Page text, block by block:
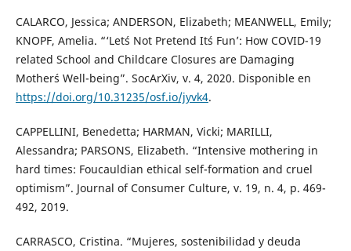
CALARCO, Jessica; ANDERSON, Elizabeth; MEANWELL, Emily;
KNOPF, Amelia. “‘Let´s Not Pretend It´s Fun’: How COVID-19
related School and Childcare Closures are Damaging
Mother´s Well-being”. SocArXiv, v. 4, 2020. Disponible en
https://doi.org/10.31235/osf.io/jyvk4.
CAPPELLINI, Benedetta; HARMAN, Vicki; MARILLI,
Alessandra; PARSONS, Elizabeth. “Intensive mothering in
hard times: Foucauldian ethical self-formation and cruel
optimism”. Journal of Consumer Culture, v. 19, n. 4, p. 469-
492, 2019.
CARRASCO, Cristina. “Mujeres, sostenibilidad y deuda